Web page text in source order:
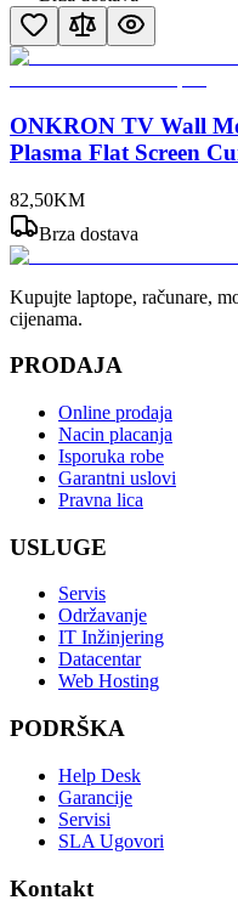
ONKRON TV Wall
Plasma Flat Screen
82,50KM
Brza dostava
Kupujte laptope, računare,
cijenama.
PRODAJA
Online prodaja
Nacin placanja
Isporuka robe
Garantni uslovi
Pravna lica
USLUGE
Servis
Održavanje
IT Inžinjering
Datacentar
Web Hosting
PODRŠKA
Help Desk
Garancije
Servisi
SLA Ugovori
Kontakt